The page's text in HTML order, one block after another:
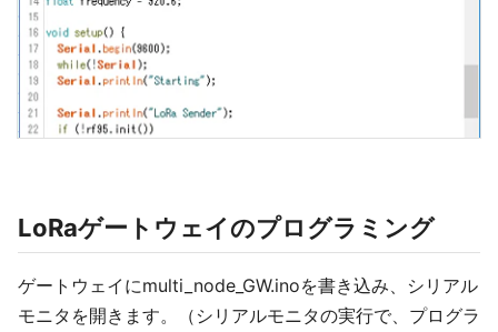
LoRaゲートウェイのプログラミング
ゲートウェイにmulti_node_GW.inoを書き込み、シリアル
モニタを開きます。（シリアルモニタの実行で、プログラ